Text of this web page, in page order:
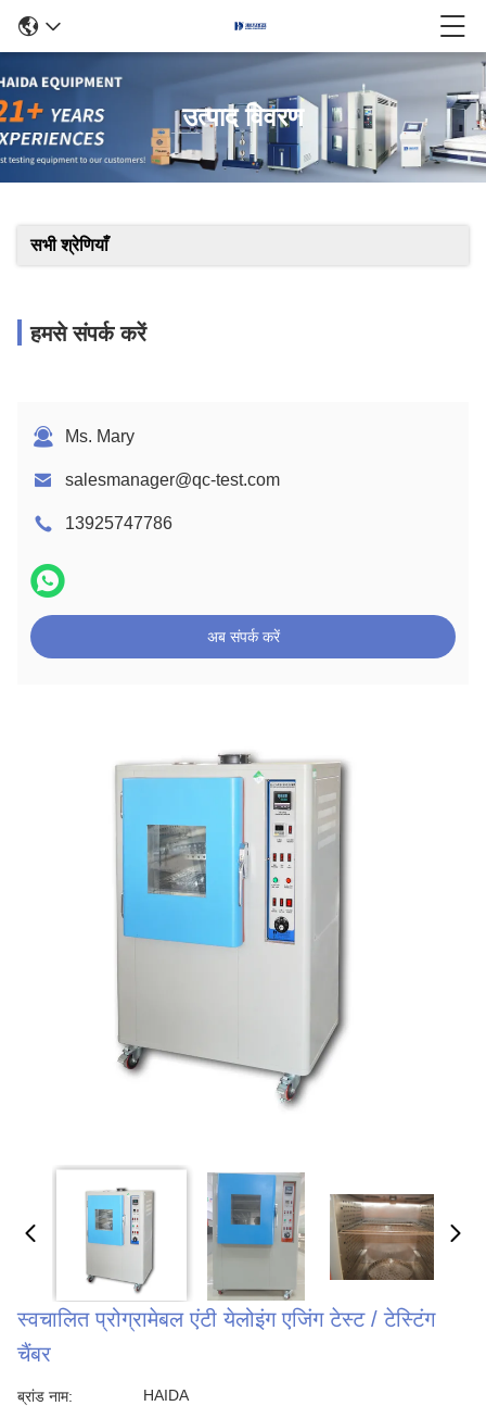
उत्पाद विवरण
सभी श्रेणियाँ
हमसे संपर्क करें
Ms. Mary
salesmanager@qc-test.com
13925747786
अब संपर्क करें
स्वचालित प्रोग्रामेबल एंटी येलोइंग एजिंग टेस्ट / टेस्टिंग
चैंबर
ब्रांड नाम: HAIDA